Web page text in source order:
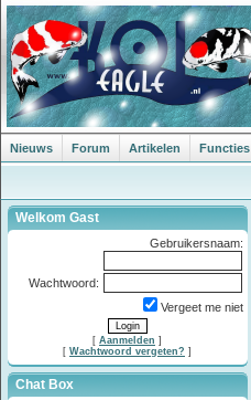
Nieuws Forum Artikelen Functies
Welkom Gast
Gebruikersnaam:
Wachtwoord:
Vergeet me niet
[ Aanmelden ]
[ Wachtwoord vergeten? ]
Chat Box